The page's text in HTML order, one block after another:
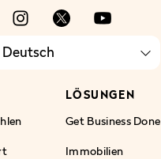
LÖSUNGEN
Get Business Done
Immobilien